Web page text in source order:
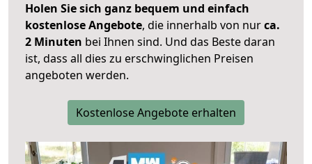
Holen Sie sich ganz bequem und einfach
kostenlose Angebote, die innerhalb von nurca.
2 Minuten bei Ihnen sind. Und das Beste daran
ist, dass all dies zu erschwinglichen Preisen
angeboten werden.
Kostenlose Angebote erhalten